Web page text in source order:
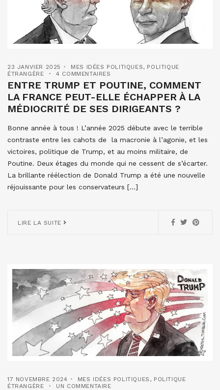
23 JANVIER 2025 MES IDÉES POLITIQUES, POLITIQUE
ÉTRANGÈRE
4 COMMENTAIRES
ENTRE TRUMP ET POUTINE, COMMENT
LA FRANCE PEUT-ELLE ÉCHAPPER À LA
MÉDIOCRITÉ DE SES DIRIGEANTS ?
Bonne année à tous ! L’année 2025 débute avec le terrible
contraste entre les cahots de la macronie à l’agonie, et les
victoires, politique de Trump, et au moins militaire, de
Poutine. Deux étages du monde qui ne cessent de s’écarter.
La brillante réélection de Donald Trump a été une nouvelle
réjouissante pour les conservateurs […]
LIRE LA SUITE
17 NOVEMBRE 2024 MES IDÉES POLITIQUES , POLITIQUE
ÉTRANGÈRE
UN COMMENTAIRE